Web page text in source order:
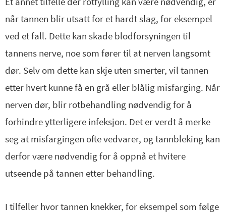
når tannen blir utsatt for et hardt slag, for eksempel
ved et fall. Dette kan skade blodforsyningen til
tannens nerve, noe som fører til at nerven langsomt
dør. Selv om dette kan skje uten smerter, vil tannen
etter hvert kunne få en grå eller blålig misfarging. Når
nerven dør, blir rotbehandling nødvendig for å
forhindre ytterligere infeksjon. Det er verdt å merke
seg at misfargingen ofte vedvarer, og tannbleking kan
derfor være nødvendig for å oppnå et hvitere
utseende på tannen etter behandling.
I tilfeller hvor tannen knekker, for eksempel som følge